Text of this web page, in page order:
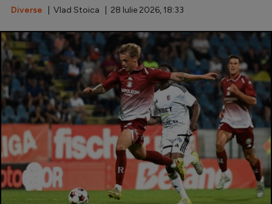
Diverse | Vlad Stoica | 28 Iulie 2026, 18:33